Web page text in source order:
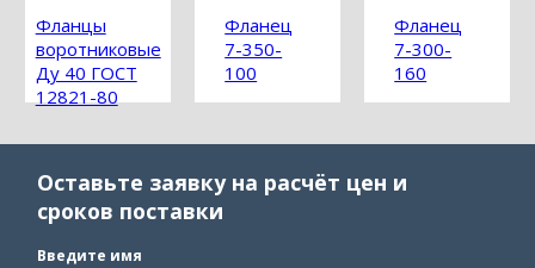
Фланцы
воротниковые
Ду 40 ГОСТ
12821-80
Фланец
7-350-
100
Фланец
7-300-
160
Оставьте заявку на расчёт цен и
сроков поставки
Введите имя